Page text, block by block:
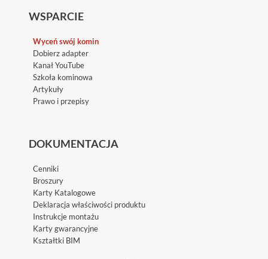
WSPARCIE
Wyceń swój komin
Dobierz adapter
Kanał YouTube
Szkoła kominowa
Artykuły
Prawo i przepisy
DOKUMENTACJA
Cenniki
Broszury
Karty Katalogowe
Deklaracja właściwości produktu
Instrukcje montażu
Karty gwarancyjne
Kształtki BIM